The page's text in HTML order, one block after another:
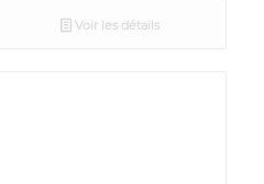
Voir les détails